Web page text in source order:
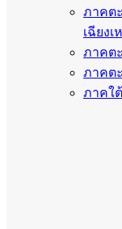
ภาคต
เฉียงเ
ภาคต
ภาคต
ภาคใต้